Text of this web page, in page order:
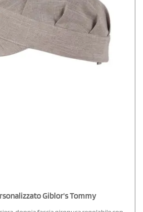
Giblor's Tommy